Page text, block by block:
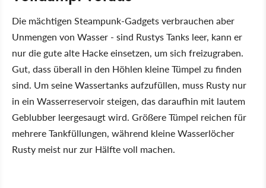
Die mächtigen Steampunk-Gadgets verbrauchen aber
Unmengen von Wasser - sind Rustys Tanks leer, kann er
nur die gute alte Hacke einsetzen, um sich freizugraben.
Gut, dass überall in den Höhlen kleine Tümpel zu finden
sind. Um seine Wassertanks aufzufüllen, muss Rusty nur
in ein Wasserreservoir steigen, das daraufhin mit lautem
Geblubber leergesaugt wird. Größere Tümpel reichen für
mehrere Tankfüllungen, während kleine Wasserlöcher
Rusty meist nur zur Hälfte voll machen.